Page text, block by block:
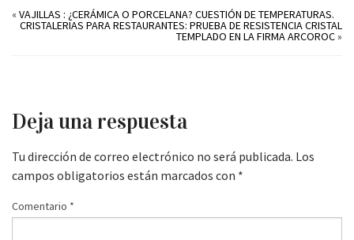
«VAJILLAS : ¿CERÁMICA O PORCELANA? CUESTIÓN DE TEMPERATURAS.
CRISTALERIAS PARA RESTAURANTES: PRUEBA DE RESISTENCIA CRISTAL
TEMPLADO EN LA FIRMA ARCOROC»
Deja una respuesta
Tu dirección de correo electrónico no será publicada. Los
campos obligatorios están marcados con *
Comentario *